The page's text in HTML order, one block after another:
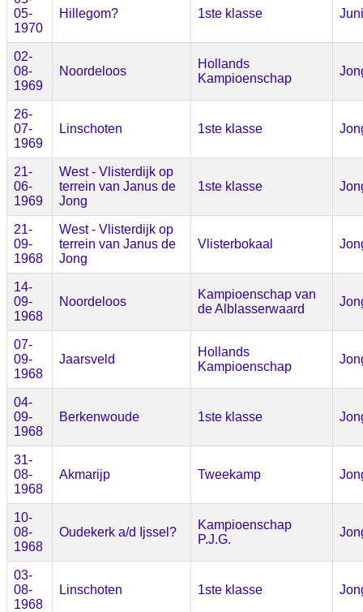
05-
1970
Hillegom? 1ste klasse
02-
08-
1969
Noordeloos
Hollands
Kampioenschap
26-
07-
1969
Linschoten 1ste klasse
21-
06-
1969
West - Vlisterdijk op
terrein van Janus de
Jong
1ste klasse
21-
09-
1968
West - Vlisterdijk op
terrein van Janus de
Jong
Vlisterbokaal
14-
09-
1968
Noordeloos
Kampioenschap van
de Alblasserwaard
07-
09-
1968
Jaarsveld
Hollands
Kampioenschap
04-
09-
1968
Berkenwoude 1ste klasse
31-
08-
1968
Akmarijp Tweekamp
10-
08-
1968
Oudekerk a/d Ijssel?
Kampioenschap
P.J.G.
03-
08-
1968
Linschoten 1ste klasse